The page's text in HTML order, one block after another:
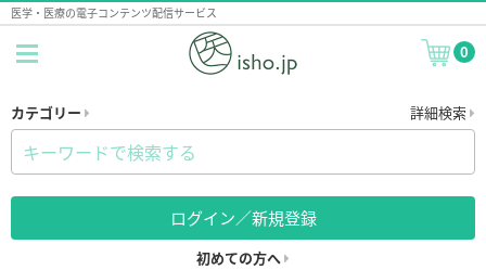
医学・医療の電子コンテンツ配信サービス
0
カテゴリー 詳細検索
ログイン／新規登録
初めての方へ